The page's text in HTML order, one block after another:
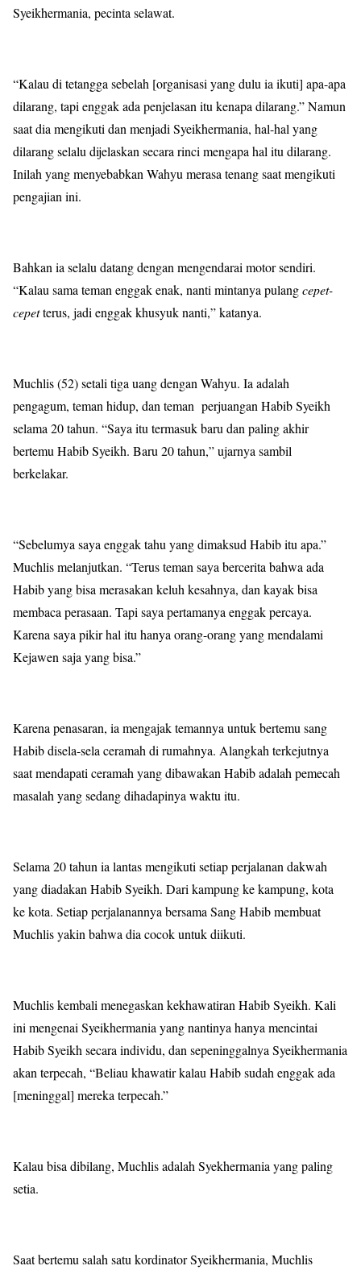
Syeikhermania, pecinta selawat.
“Kalau di tetangga sebelah [organisasi yang dulu ia ikuti] apa-apa
dilarang, tapi enggak ada penjelasan itu kenapa dilarang.” Namun
saat dia mengikuti dan menjadi Syeikhermania, hal-hal yang
dilarang selalu dijelaskan secara rinci mengapa hal itu dilarang.
Inilah yang menyebabkan Wahyu merasa tenang saat mengikuti
pengajian ini.
Bahkan ia selalu datang dengan mengendarai motor sendiri.
“Kalau sama teman enggak enak, nanti mintanya pulangcepet-
cepetterus, jadi enggak khusyuk nanti,” katanya.
Muchlis (52) setali tiga uang dengan Wahyu. Ia adalah
pengagum, teman hidup, dan teman perjuangan Habib Syeikh
selama 20 tahun. “Saya itu termasuk baru dan paling akhir
bertemu Habib Syeikh. Baru 20 tahun,” ujarnya sambil
berkelakar.
“Sebelumya saya enggak tahu yang dimaksud Habib itu apa.”
Muchlis melanjutkan. “Terus teman saya bercerita bahwa ada
Habib yang bisa merasakan keluh kesahnya, dan kayak bisa
membaca perasaan. Tapi saya pertamanya enggak percaya.
Karena saya pikir hal itu hanya orang-orang yang mendalami
Kejawen saja yang bisa.”
Karena penasaran, ia mengajak temannya untuk bertemu sang
Habib disela-sela ceramah di rumahnya. Alangkah terkejutnya
saat mendapati ceramah yang dibawakan Habib adalah pemecah
masalah yang sedang dihadapinya waktu itu.
Selama 20 tahun ia lantas mengikuti setiap perjalanan dakwah
yang diadakan Habib Syeikh. Dari kampung ke kampung, kota
ke kota. Setiap perjalanannya bersama Sang Habib membuat
Muchlis yakin bahwa dia cocok untuk diikuti.
Muchlis kembali menegaskan kekhawatiran Habib Syeikh. Kali
ini mengenai Syeikhermania yang nantinya hanya mencintai
Habib Syeikh secara individu, dan sepeninggalnya Syeikhermania
akan terpecah, “Beliau khawatir kalau Habib sudah enggak ada
[meninggal] mereka terpecah.”
Kalau bisa dibilang, Muchlis adalah Syekhermania yang paling
setia.
Saat bertemu salah satu kordinator Syeikhermania, Muchlis